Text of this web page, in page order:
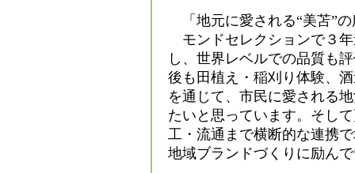
「地元に愛される“美苫”の
モンドセレクションで３
し、世界レベルでの品質も
後も田植え・稲刈り体験、
を通じて、市民に愛される
たいと思っています。そし
工・流通まで横断的な連携
地域ブランドづくりに励ん